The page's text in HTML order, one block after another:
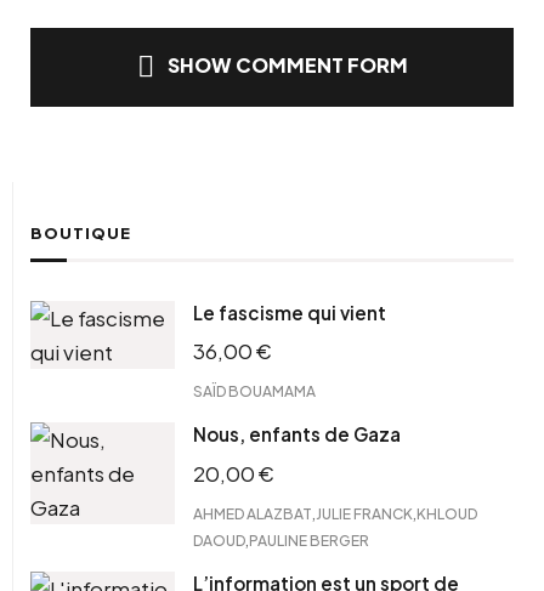
SHOW COMMENT FORM
BOUTIQUE
Le fascisme qui vient
36,00€
SAÏD BOUAMAMA
Nous, enfants de Gaza
20,00€
AHMED ALAZBAT JULIE FRANCK KHLOUD
DAOUD PAULINE BERGER
L’information est un sport de